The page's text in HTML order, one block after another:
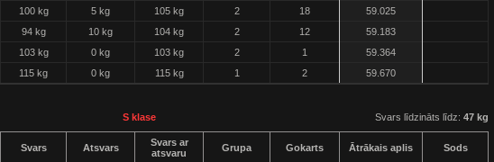
100 kg 5 kg 105 kg 2 18
59.025
94 kg 10 kg 104 kg 2 12
59.183
103 kg 0 kg 103 kg 2 1
59.364
115 kg 0 kg 115 kg 1 2 59.670
S klase Svars līdzināts līdz: 47 kg
Svars Atsvars
Svars ar
atsvaru
Grupa Gokarts Ātrākais aplis Sods